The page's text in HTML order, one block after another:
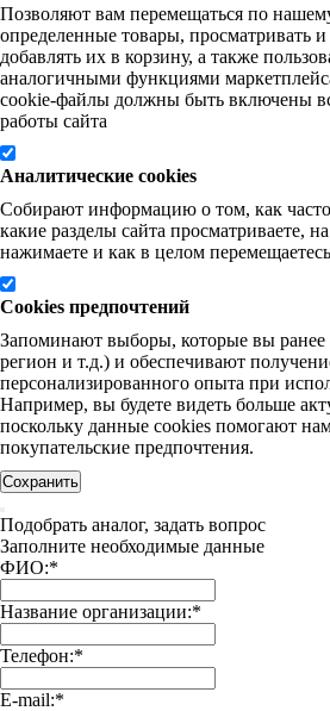
Позволяют вам перемещаться по
определенные товары, просматривать и
добавлять их в корзину, а также
аналогичными функциями
cookie-файлы должны быть включены
работы сайта
Аналитические cookies
Собирают информацию о том, как
какие разделы сайта просматриваете,
нажимаете и как в целом
Cookies предпочтений
Запоминают выборы, которые вы ранее
регион и т.д.) и обеспечивают
персонализированного опыта при
Например, вы будете видеть больше
поскольку данные cookies помогают
покупательские предпочтения.
Сохранить
Подобрать аналог, задать вопрос
Заполните необходимые данные
ФИО:*
Название организации:*
Телефон:*
E-mail:*